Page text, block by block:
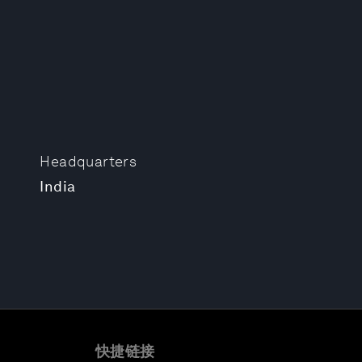
Headquarters
India
快捷链接